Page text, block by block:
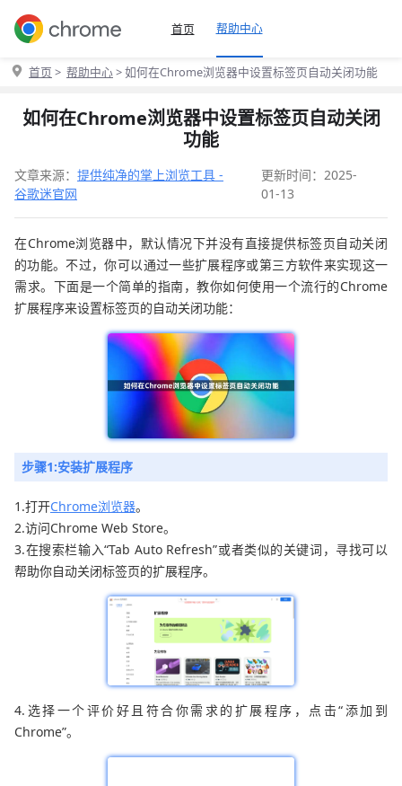
首页 帮助中心
首页 > 帮助中心> 如何在Chrome浏览器中设置标签页自动关闭功能
如何在Chrome浏览器中设置标签页自动关闭
功能
文章来源： 提供纯净的掌上浏览工具 -
谷歌迷官网
更新时间：2025-
01-13
在Chrome浏览器中，默认情况下并没有直接提供标签页自动关闭
的功能。不过，你可以通过一些扩展程序或第三方软件来实现这一
需求。下面是一个简单的指南，教你如何使用一个流行的Chrome
扩展程序来设置标签页的自动关闭功能：
步骤1:安装扩展程序
1.打开Chrome浏览器。
2.访问Chrome Web Store。
3.在搜索栏输入“Tab Auto Refresh”或者类似的关键词，寻找可以
帮助你自动关闭标签页的扩展程序。
4.选择一个评价好且符合你需求的扩展程序，点击“添加到
Chrome”。